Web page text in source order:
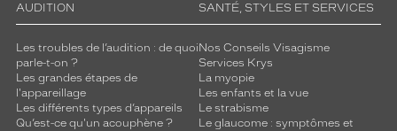
AUDITION
Les troubles de l’audition : de quoi
parle-t-on ?
Les grandes étapes de
l'appareillage
Les différents types d’appareils
Qu’est-ce qu'un acouphène ?
SANTÉ, STYLES ET SERVICES
Nos Conseils Visagisme
Services Krys
La myopie
Les enfants et la vue
Le strabisme
Le glaucome : symptômes et